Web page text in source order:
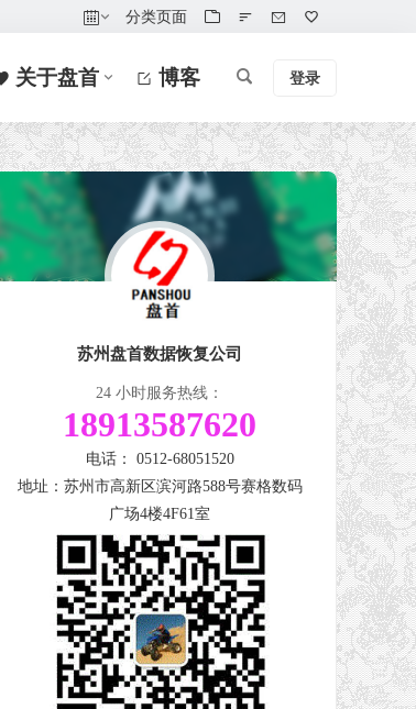
分类页面
关于盘首 博客 登录
苏州盘首数据恢复公司
24 小时服务热线：
18913587620
电话： 0512-68051520
地址：苏州市高新区滨河路588号赛格数码
广场4楼4F61室